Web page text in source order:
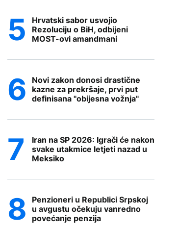
Hrvatski sabor usvojio
Rezoluciju o BiH, odbijeni
MOST-ovi amandmani
Novi zakon donosi drastične
kazne za prekršaje, prvi put
definisana "obijesna vožnja"
Iran na SP 2026: Igrači će nakon
svake utakmice letjeti nazad u
Meksiko
Penzioneri u Republici Srpskoj
u avgustu očekuju vanredno
povećanje penzija